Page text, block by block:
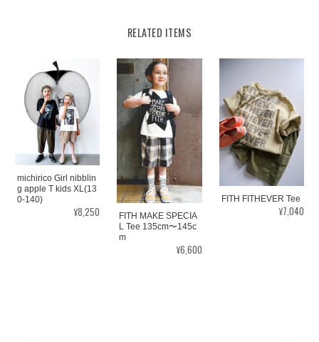
RELATED ITEMS
michirico Girl nibblin
g apple T kids XL(13
0-140)
¥8,250
FITH MAKE SPECIA
L Tee 135cm〜145c
m
¥6,600
FITH FITHEVER Tee
¥7,040